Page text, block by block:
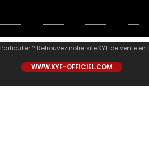
Particulier ? Retrouvez notre site KYF de vente en
WWW.KYF-OFFICIEL.COM